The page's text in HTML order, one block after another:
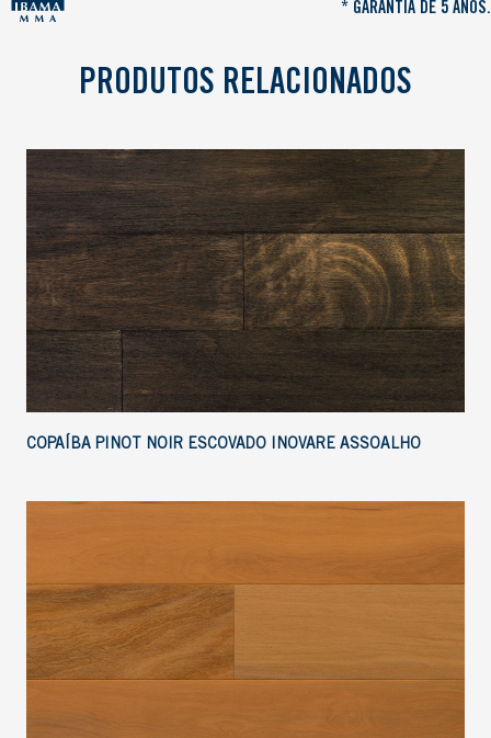
* GARANTIA DE 5 ANOS.
PRODUTOS RELACIONADOS
COPAÍBA PINOT NOIR ESCOVADO INOVARE ASSOALHO